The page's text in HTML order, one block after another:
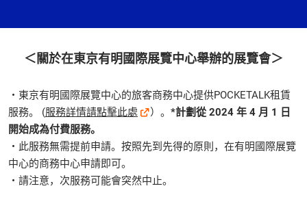
＜關於在東京有明國際展覽中心舉辦的展覽會＞
・東京有明國際展覽中心的旅客商務中心提供POCKETALK租賃
服務。 (服務詳情請點擊此處 ）。 *計劃從 2024 年 4 月 1 日
開始成為付費服務。
・此服務無需提前申請。按照先到先得的原則，在有明國際展覽
中心的商務中心申請即可。
・請注意，次服務可能會突然中止。